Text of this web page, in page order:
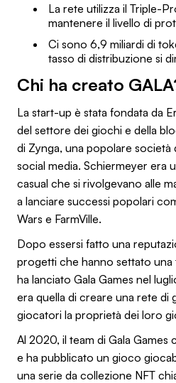
La rete utilizza il Triple-
mantenere il livello di
Ci sono 6,9 miliardi di
tasso di distribuzione si
Chi ha creato
La start-up è stata fondata da
del settore dei giochi e della
di Zynga, una popolare società
social media. Schiermeyer era
casual che si rivolgevano alle
a lanciare successi popolari
Wars e FarmVille.
Dopo essersi fatto una
progetti che hanno settato una
ha lanciato Gala Games nel
era quella di creare una rete di
giocatori la proprietà dei loro
Al 2020, il team di Gala
e ha pubblicato un gioco
una serie da collezione NFT